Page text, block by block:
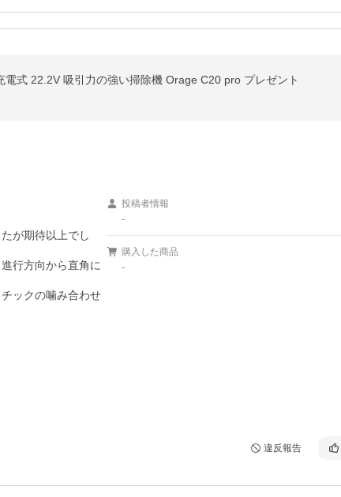
式 22.2V 吸引力の強い掃除機 Orage C20 pro プレゼント
が期待以上でし
行方向から直角に
ックの噛み合わせ
投稿者情報
-
購入した商品
-
違反報告